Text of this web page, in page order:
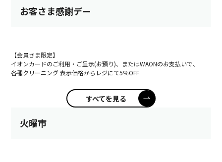
お客さま感謝デー
【会員さま限定】
イオンカードのご利用・ご呈示(お預り)、またはWAONのお支払いで、
各種クリーニング 表示価格からレジにて5％OFF
すべてを見る
火曜市